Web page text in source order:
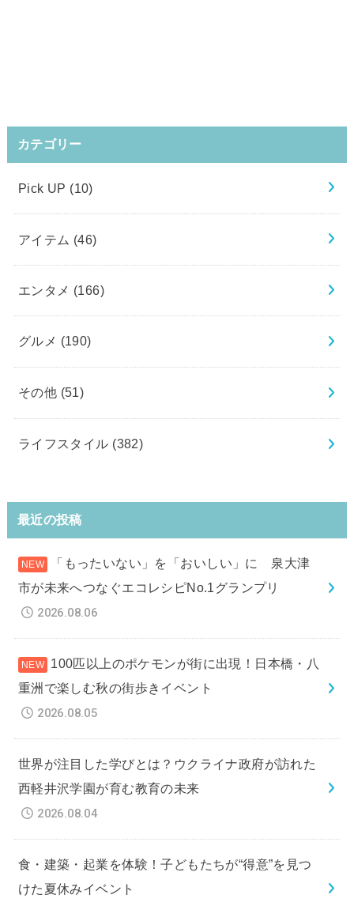
カテゴリー
Pick UP (10)
アイテム (46)
エンタメ (166)
グルメ (190)
その他 (51)
ライフスタイル (382)
最近の投稿
「もったいない」を「おいしい」に 泉大津
市が未来へつなぐエコレシピNo.1グランプリ
2026.08.06
100匹以上のポケモンが街に出現！日本橋・八
重洲で楽しむ秋の街歩きイベント
2026.08.05
世界が注目した学びとは？ウクライナ政府が訪れた
西軽井沢学園が育む教育の未来
2026.08.04
食・建築・起業を体験！子どもたちが“得意”を見つ
けた夏休みイベント